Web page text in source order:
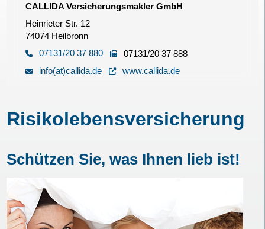
CALLIDA Versicherungsmakler GmbH
Heinrieter Str. 12
74074 Heilbronn
07131/20 37 880
07131/20 37 888
info(at)callida.de
www.callida.de
Risikolebensversicherung
Schützen Sie, was Ihnen lieb ist!